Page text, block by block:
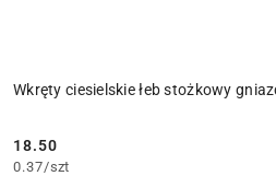
Wkręty ciesielskie łeb stożkowy
Cena:
18.50
0.37/szt